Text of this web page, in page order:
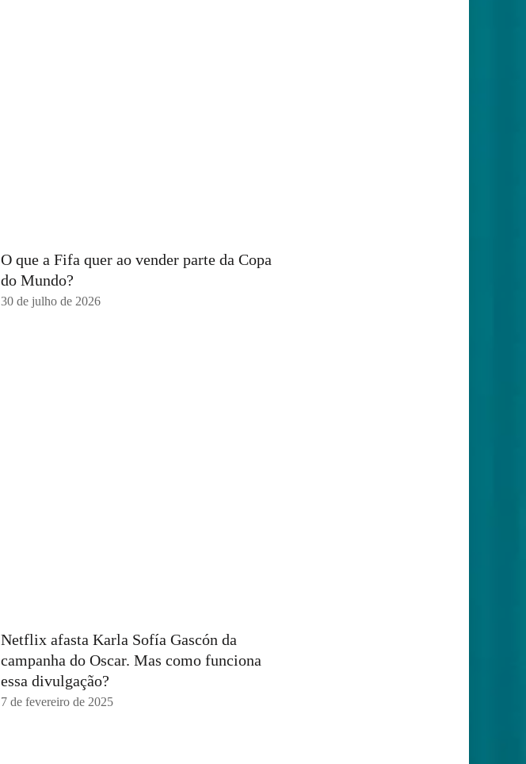
O que a Fifa quer ao vender parte da Copa
do Mundo?
30 de julho de 2026
Netflix afasta Karla Sofía Gascón da
campanha do Oscar. Mas como funciona
essa divulgação?
7 de fevereiro de 2025